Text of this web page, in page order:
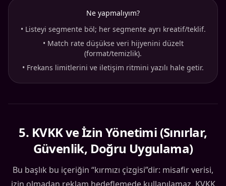
Ne yapmalıyım?
• Listeyi segmente böl; her segmente ayrı kreatif/teklif.
• Match rate düşükse veri hijyenini düzelt
(format/temizlik).
• Frekans limitlerini ve iletişim ritmini yazılı hale getir.
5. KVKK ve İzin Yönetimi (Sınırlar,
Güvenlik, Doğru Uygulama)
Bu başlık bu içeriğin “kırmızı çizgisi”dir: misafir verisi,